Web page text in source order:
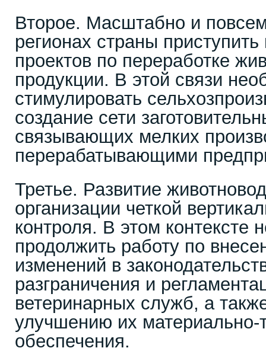
Второе. Масштабно и
регионах страны
проектов по переработке
продукции. В этой связи
стимулировать
создание сети
связывающих мелких
перерабатывающими
Третье. Развитие
организации четкой
контроля. В этом контексте
продолжить работу по
изменений в
разграничения и
ветеринарных служб, а
улучшению их материально-
обеспечения.